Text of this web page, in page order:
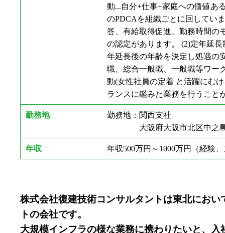
動...自分+仕事+家庭への価値あ
のPDCAを組織ごとに回してい
答、有給取得促進、勤務時間の
の認定があります。 (2)定年延
年延長後の年齢を決定し処遇の
職、総合一般職、一般職等ワー
動(女性社員の定着 と活躍にむ
ランスに鑑みた業務を行うこと
勤務地
勤務地：関西支社
大阪府大阪市北区中之島3
年収 年収500万円～1000万円（経験
株式会社復建技術コンサルタントは東北にお
トの会社です。
大規模インフラの様な業務に携わりたいと、